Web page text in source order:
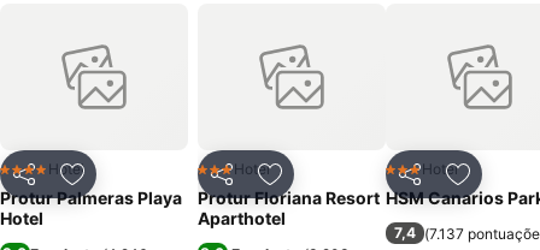
PartilharAdicionar aos favoritos
4 EstrelasHotel
Protur Palmeras Playa
Hotel
PartilharAdicionar aos favoritos
3 Estrelas
Hotel
Protur Floriana Resort
Aparthotel
Partilhar
3 Estrelas
Hotel
HSM Canarios
7,4 (7.137